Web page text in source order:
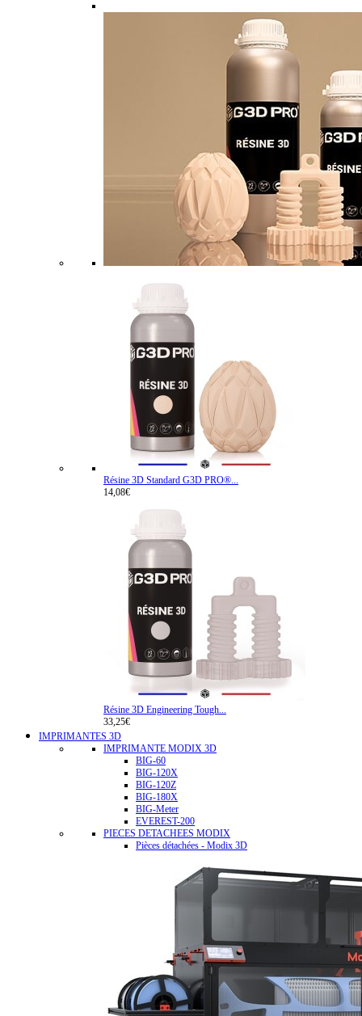
Résine 3D Standard G3D PRO®...
14,08€
Résine 3D Engineering Tough...
33,25€
IMPRIMANTES 3D
IMPRIMANTE MODIX 3D
BIG-60
BIG-120X
BIG-120Z
BIG-180X
BIG-Meter
EVEREST-200
PIECES DETACHEES MODIX
Pièces détachées - Modix 3D